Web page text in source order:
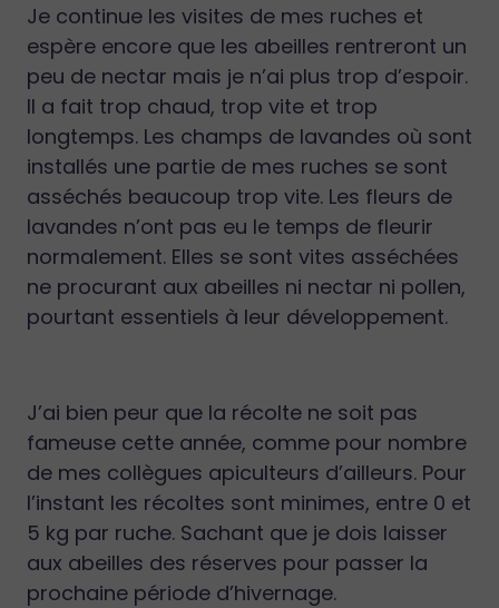
Je continue les visites de mes ruches et
espère encore que les abeilles rentreront un
peu de nectar mais je n’ai plus trop d’espoir.
Il a fait trop chaud, trop vite et trop
longtemps. Les champs de lavandes où sont
installés une partie de mes ruches se sont
asséchés beaucoup trop vite. Les fleurs de
lavandes n’ont pas eu le temps de fleurir
normalement. Elles se sont vites asséchées
ne procurant aux abeilles ni nectar ni pollen,
pourtant essentiels à leur développement.
J’ai bien peur que la récolte ne soit pas
fameuse cette année, comme pour nombre
de mes collègues apiculteurs d’ailleurs. Pour
l’instant les récoltes sont minimes, entre 0 et
5 kg par ruche. Sachant que je dois laisser
aux abeilles des réserves pour passer la
prochaine période d’hivernage.